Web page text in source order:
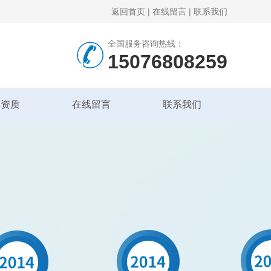
返回首页 | 在线留言 | 联系我们
全国服务咨询热线：
15076808259
质 在线留言 联系我们